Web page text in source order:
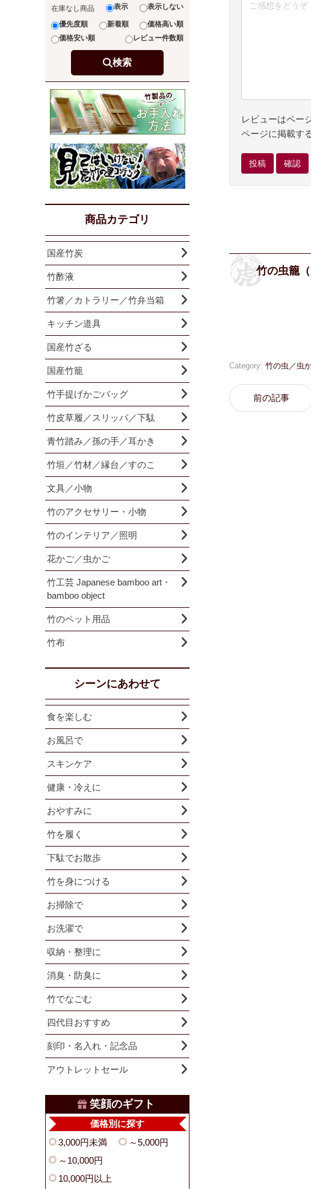
レビューはペー
ページに掲載す
竹の虫籠
Category: 竹の虫／虫
前の記事
在庫なし商品 表示 表示しない
優先度順 新着順
価格高い順
価格安い順
レビュー件数順
検索
商品カテゴリ
国産竹炭
竹酢液
竹箸／カトラリー／竹弁当箱
キッチン道具
国産竹ざる
国産竹籠
竹手提げかごバッグ
竹皮草履／スリッパ／下駄
青竹踏み／孫の手／耳かき
竹垣／竹材／縁台／すのこ
文具／小物
竹のアクセサリー・小物
竹のインテリア／照明
花かご／虫かご
竹工芸 Japanese bamboo art・
bamboo object
竹のペット用品
竹布
シーンにあわせて
食を楽しむ
お風呂で
スキンケア
健康・冷えに
おやすみに
竹を履く
下駄でお散歩
竹を身につける
お掃除で
お洗濯で
収納・整理に
消臭・防臭に
竹でなごむ
四代目おすすめ
刻印・名入れ・記念品
アウトレットセール
笑顔のギフト
価格別に探す
3,000円未満
～5,000円
～10,000円
10,000円以上